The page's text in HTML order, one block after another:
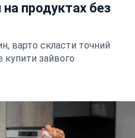
продуктах без
варто скласти точний
купити зайвого